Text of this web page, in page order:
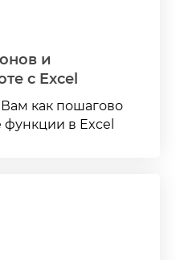
и
с Excel
как пошагово
в Excel